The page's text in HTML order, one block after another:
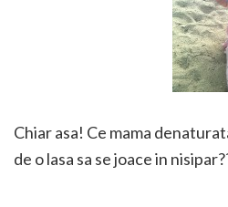
Chiar asa! Ce mama
de o lasa sa se joace in